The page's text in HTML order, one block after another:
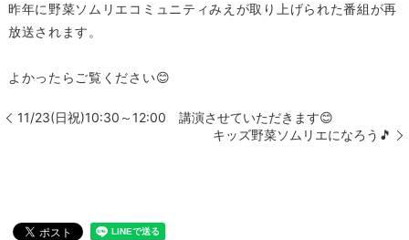
昨年に野菜ソムリエコミュニティみえが取り上げられた番組が再
放送されます。
よかったらご覧ください😊
11/23(日祝)10:30～12:00 講演させていただきます😊
キッズ野菜ソムリエになろう🎵